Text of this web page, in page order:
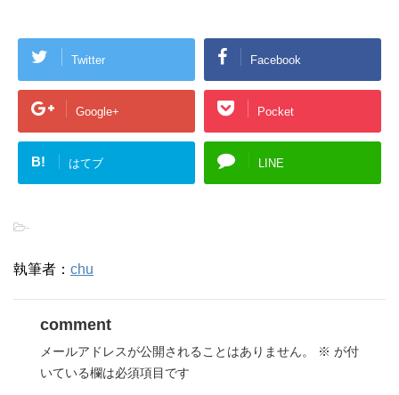
Twitter Facebook
Google+ Pocket
B! はてブ LINE
-
執筆者： chu
comment
メールアドレスが公開されることはありません。 ※ が付
いている欄は必須項目です